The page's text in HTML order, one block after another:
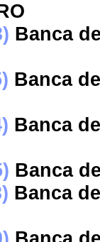
Banca
Banca
Banca
Banca
Banca